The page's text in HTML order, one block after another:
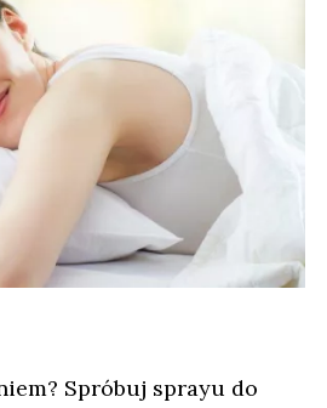
Spróbuj sprayu do